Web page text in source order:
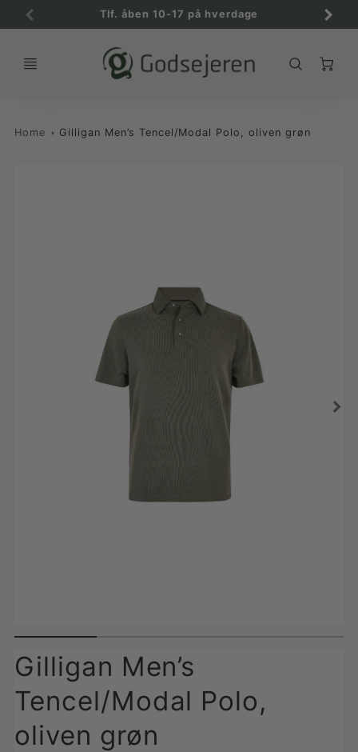
Tlf. åben 10-17 på hverdage
Home Gilligan Men’s Tencel/Modal Polo, oliven grøn
Gilligan Men’s
Tencel/Modal Polo,
oliven grøn